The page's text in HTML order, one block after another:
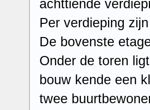
achttiende
Per verdieping
De bovenste
Onder de toren
bouw kende een
twee